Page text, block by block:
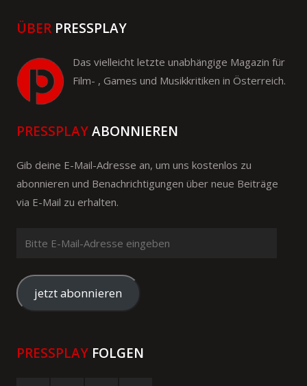
ÜBER PRESSPLAY
Das vielleicht letzte unabhängige Magazin für
Film- , Games und Musikkritiken in Österreich.
PRESSPLAYABONNIEREN
Gib deine E-Mail-Adresse an, um uns kostenlos zu
abonnieren und Benachrichtigungen über neue Beiträge
via E-Mail zu erhalten.
Mail-
Adresse
eingeben
jetzt abonnieren
PRESSPLAY FOLGEN